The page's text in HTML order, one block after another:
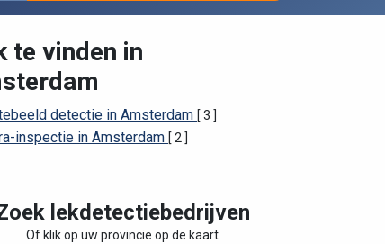
te vinden in
detectie in Amsterdam [ 3 ]
inspectie in Amsterdam [ 2 ]
lekdetectiebedrijven
Of klik op uw provincie op de kaart